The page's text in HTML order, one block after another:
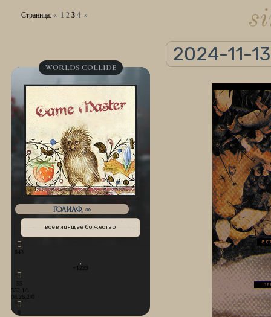
Страница: « 1 2 3 4 »
2024-11-
WORLDS COLLIDE
ГОЛИАФ, ∞
всевидящее божество
843
+1229
55
552,1/1
08.26,2/0